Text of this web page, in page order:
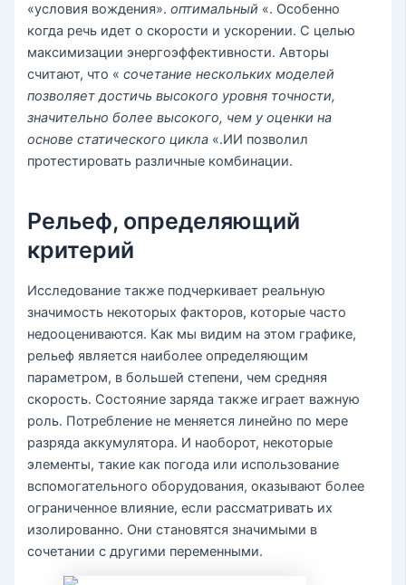
«условия вождения».оптимальный «. Особенно
когда речь идет о скорости и ускорении. С целью
максимизации энергоэффективности. Авторы
считают, что «сочетание нескольких моделей
позволяет достичь высокого уровня точности,
значительно более высокого, чем у оценки на
основе статического цикла «.ИИ позволил
протестировать различные комбинации.
Рельеф, определяющий
критерий
Исследование также подчеркивает реальную
значимость некоторых факторов, которые часто
недооцениваются. Как мы видим на этом графике,
рельеф является наиболее определяющим
параметром, в большей степени, чем средняя
скорость. Состояние заряда также играет важную
роль. Потребление не меняется линейно по мере
разряда аккумулятора. И наоборот, некоторые
элементы, такие как погода или использование
вспомогательного оборудования, оказывают более
ограниченное влияние, если рассматривать их
изолированно. Они становятся значимыми в
сочетании с другими переменными.